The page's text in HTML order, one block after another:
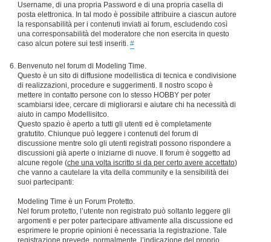
Username, di una propria Password e di una propria casella di
posta elettronica. In tal modo è possibile attribuire a ciascun autore
la responsabilità per i contenuti inviati ai forum, escludendo così
una corresponsabilità del moderatore che non esercita in questo
caso alcun potere sui testi inseriti. #
Benvenuto nel forum di Modeling Time.
Questo è un sito di diffusione modellistica di tecnica e condivisione
di realizzazioni, procedure e suggerimenti. Il nostro scopo è
mettere in contatto persone con lo stesso HOBBY per poter
scambiarsi idee, cercare di migliorarsi e aiutare chi ha necessità di
aiuto in campo Modellisitco.
Questo spazio è aperto a tutti gli utenti ed è completamente
gratutito. Chiunque può leggere i contenuti del forum di
discussione mentre solo gli utenti registrati possono rispondere a
discussioni già aperte o iniziarne di nuove. Il forum è soggetto ad
alcune regole (che una volta iscritto si da per certo avere accettato)
che vanno a cautelare la vita della community e la sensibilità dei
suoi partecipanti:
Modeling Time è un Forum Protetto.
Nel forum protetto, l’utente non registrato può soltanto leggere gli
argomenti e per poter partecipare attivamente alla discussione ed
esprimere le proprie opinioni è necessaria la registrazione. Tale
registrazione prevede, normalmente, l’indicazione del proprio